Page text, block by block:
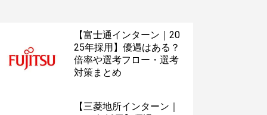
【富士通インターン｜20
25年採用】優遇はある？
倍率や選考フロー・選考
対策まとめ
【三菱地所インターン｜